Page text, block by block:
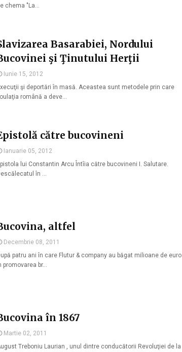
chema "La…
Basarabiei, Nordului
şi Ţinutului Herţii
Iunie 15, 2012
şi deportări în masă. Aceastea sunt metodele prin care
română a deve…
către bucovineni
Ianuarie 05, 2012
lui Constantin Arcu Întîia către bucovineni I. Salutare.
în …
altfel
Decembrie 08, 2011
patru ani în care Flutur & company au băgat milioane de euro
promovarea br…
în 1867
Martie 02, 2011
Treboniu Laurian , unul dintre conducătorii Revoluţiei de la